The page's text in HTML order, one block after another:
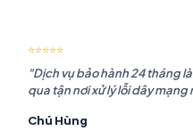
⭐⭐⭐⭐⭐
"Dịch vụ bảo hành 24 tháng
qua tận nơi xử lý lỗi dây
Chú Hùng